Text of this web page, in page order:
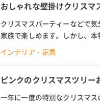
おしゃれな壁掛けクリスマ
クリスマスパーティーなどで
家族で楽しめます。しかし、
ルツリーなら、スペースを取
インテリア・家具
ピンクのクリスマスツリー
一年に一度の特別なクリスマ